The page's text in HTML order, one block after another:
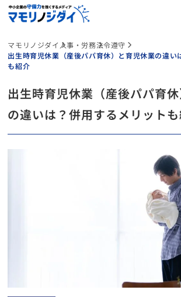
マモリノジダイ 人事・労務法令遵守
出生時育児休業（産後パパ育休）と育児休業の違い
も紹介
出生時育児休業（産後パパ育
の違いは？併用するメリット